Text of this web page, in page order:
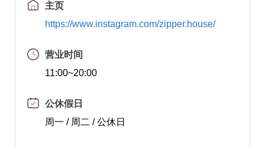
主页
https://www.instagram.com/zipper.house/
营业时间
11:00~20:00
公休假日
周一 / 周二 / 公休日